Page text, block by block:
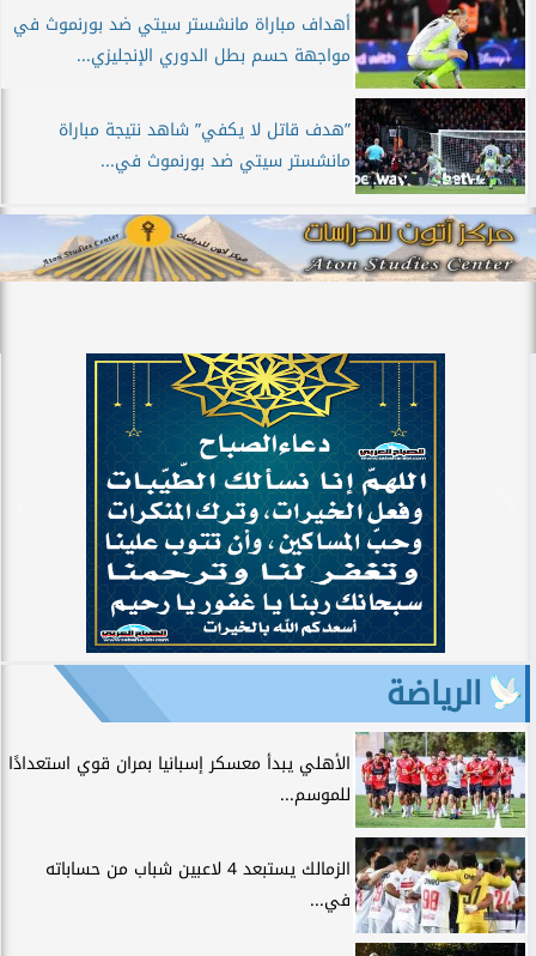
أهداف مباراة مانشستر سيتي ضد بورنموث في
مواجهة حسم بطل الدوري الإنجليزي...
”هدف قاتل لا يكفي” شاهد نتيجة مباراة
مانشستر سيتي ضد بورنموث في...
الرياضة
الأهلي يبدأ معسكر إسبانيا بمران قوي استعدادًا
للموسم...
الزمالك يستبعد 4 لاعبين شباب من حساباته
في...